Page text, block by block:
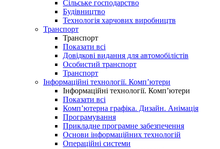
Сільське господарство
Будівництво
Технологія харчових виробництв
Транспорт
Транспорт
Показати всі
Довідкові видання для автомобілістів
Особистий транспорт
Транспорт
Інформаційні технології. Комп’ютери
Інформаційні технології. Комп’ютери
Показати всі
Комп’ютерна графіка. Дизайн. Анімація
Програмування
Прикладне програмне забезпечення
Основи інформаційних технологій
Операційні системи